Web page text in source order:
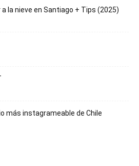
la nieve en Santiago + Tips (2025)
más instagrameable de Chile